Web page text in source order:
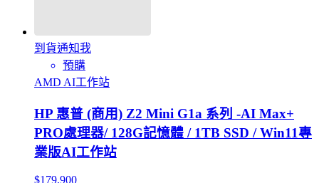
到貨通知我
預購
AMD AI工作站
HP 惠普 (商用) Z2 Mini G1a 系列 -AI Max+
PRO處理器/ 128G記憶體 / 1TB SSD / Win11專
業版AI工作站
$179,900